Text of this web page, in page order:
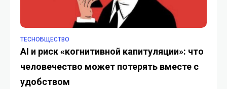
TECHОБЩЕСТВО
AI и риск «когнитивной капитуляции»: что
человечество может потерять вместе с
удобством